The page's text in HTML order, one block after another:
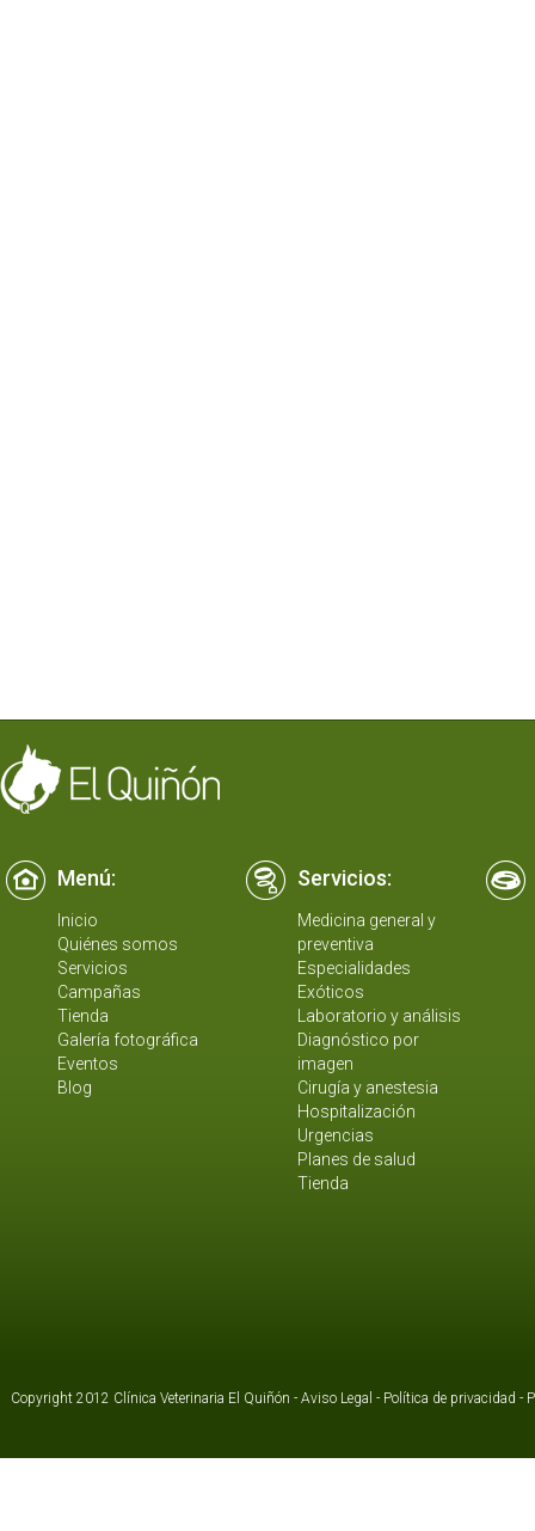
Menú: Servicios:
Inicio
Quiénes somos
Servicios
Campañas
Tienda
Galería fotográfica
Eventos
Blog
Medicina general y
preventiva
Especialidades
Exóticos
Laboratorio y análisis
Diagnóstico por
imagen
Cirugía y anestesia
Hospitalización
Urgencias
Planes de salud
Tienda
Copyright 2012 Clínica Veterinaria El Quiñón - Aviso Legal - Política de privacidad -